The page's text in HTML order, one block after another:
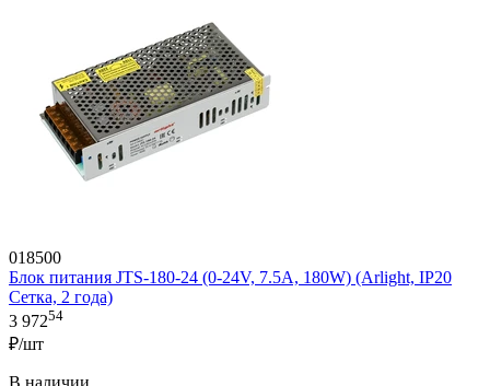
018500
Блок питания JTS-180-24 (0-24V, 7.5A, 180W) (Arlight, IP20
Сетка, 2 года)
3 97254
₽/шт